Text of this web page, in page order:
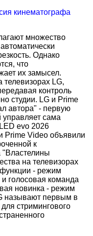
кинематографа
множество
Однако
что
их замысел.
LG,
контроль
студии. LG и Prime
автора" - первую
управляет сама
evo 2026
Prime Video объявили
к
"Властелины
на телевизорах
- режим
голосовая команда
новинка - режим
называют первым в
стримингового